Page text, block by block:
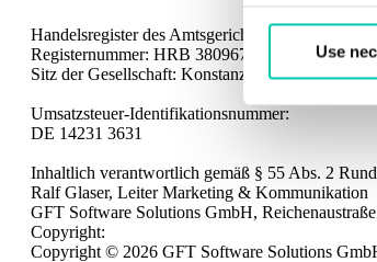
Use
Handelsregister des Amtsgerichts Freiburg i. Br.
Registernummer: HRB 380967
Sitz der Gesellschaft: Konstanz
Umsatzsteuer-Identifikationsnummer:
DE 14231 3631
Inhaltlich verantwortlich gemäß § 55 Abs. 2
Ralf Glaser, Leiter Marketing & Kommunikation
GFT Software Solutions GmbH,
Copyright:
Copyright © 2026 GFT Software Solutions